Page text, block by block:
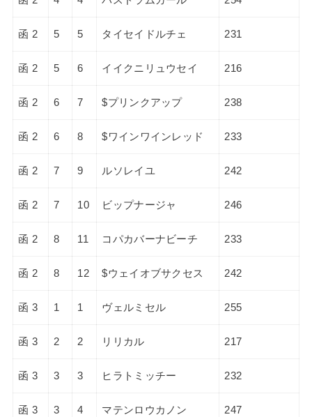
函 2 5 5 タイセイドルチェ 231
函 2 5 6 イイクニリュウセイ 216
函 2 6 7 $プリンクアップ 238
函 2 6 8 $ワインワインレッド 233
函 2 7 9 ルソレイユ 242
函 2 7 10 ビップナージャ 246
函 2 8 11 コパカバーナビーチ 233
函 2 8 12 $ウェイオブサクセス 242
函 3 1 1 ヴェルミセル 255
函 3 2 2 リリカル 217
函 3 3 3 ヒラトミッチー 232
函 3 3 4 マテンロウカノン 247